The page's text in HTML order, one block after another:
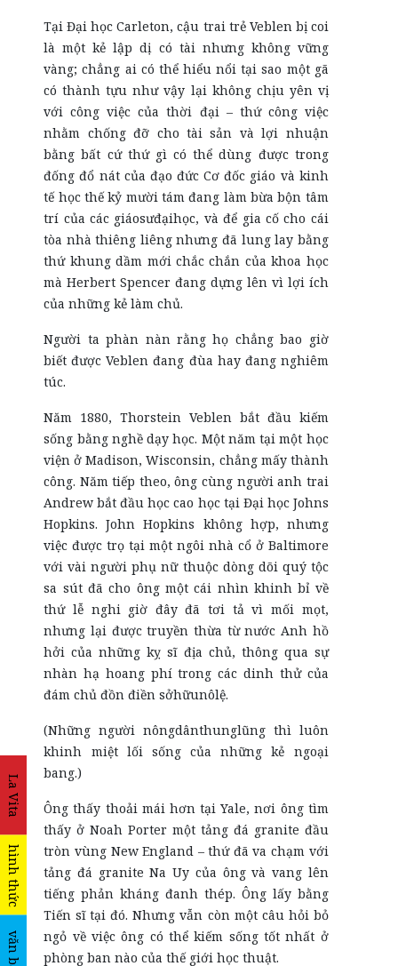
La Vita
hình thức
văn bản
Tại Đại học Carleton, cậu trai trẻ Veblen bị coi
là một kẻ lập dị có tài nhưng không vững
vàng; chẳng ai có thể hiểu nổi tại sao một gã
có thành tựu như vậy lại không chịu yên vị
với công việc của thời đại – thứ công việc
nhằm chống đỡ cho tài sản và lợi nhuận
bằng bất cứ thứ gì có thể dùng được trong
đống đổ nát của đạo đức Cơ đốc giáo và kinh
tế học thế kỷ mười tám đang làm bừa bộn tâm
trí của các giáosưđạihọc, và để gia cố cho cái
tòa nhà thiêng liêng nhưng đã lung lay bằng
thứ khung dầm mới chắc chắn của khoa học
mà Herbert Spencer đang dựng lên vì lợi ích
của những kẻ làm chủ.
Người ta phàn nàn rằng họ chẳng bao giờ
biết được Veblen đang đùa hay đang nghiêm
túc.
Năm 1880, Thorstein Veblen bắt đầu kiếm
sống bằng nghề dạy học. Một năm tại một học
viện ở Madison, Wisconsin, chẳng mấy thành
công. Năm tiếp theo, ông cùng người anh trai
Andrew bắt đầu học cao học tại Đại học Johns
Hopkins. John Hopkins không hợp, nhưng
việc được trọ tại một ngôi nhà cổ ở Baltimore
với vài người phụ nữ thuộc dòng dõi quý tộc
sa sút đã cho ông một cái nhìn khinh bỉ về
thứ lễ nghi giờ đây đã tơi tả vì mối mọt,
nhưng lại được truyền thừa từ nước Anh hồ
hởi của những kỵ sĩ địa chủ, thông qua sự
nhàn hạ hoang phí trong các dinh thử của
đám chủ đồn điền sởhữunôlệ.
(Những người nôngdânthunglũng thì luôn
khinh miệt lối sống của những kẻ ngoại
bang.)
Ông thấy thoải mái hơn tại Yale, nơi ông tìm
thấy ở Noah Porter một tảng đá granite đầu
tròn vùng New England – thứ đã va chạm với
tảng đá granite Na Uy của ông và vang lên
tiếng phản kháng đanh thép. Ông lấy bằng
Tiến sĩ tại đó. Nhưng vẫn còn một câu hỏi bỏ
ngỏ về việc ông có thể kiếm sống tốt nhất ở
phòng ban nào của thế giới học thuật.